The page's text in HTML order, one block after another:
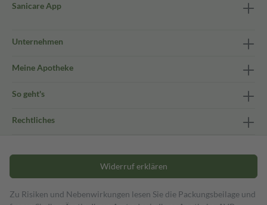
Sanicare App
Unternehmen
Meine Apotheke
So geht's
Rechtliches
Widerruf erklären
Zu Risiken und Nebenwirkungen lesen Sie die Packungsbeilage und